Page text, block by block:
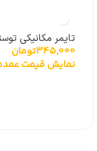
تایمر مکانیکی توستر 60
345,000تومان
نمایش قیمت